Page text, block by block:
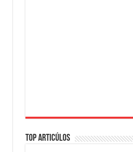
Top Articúlos